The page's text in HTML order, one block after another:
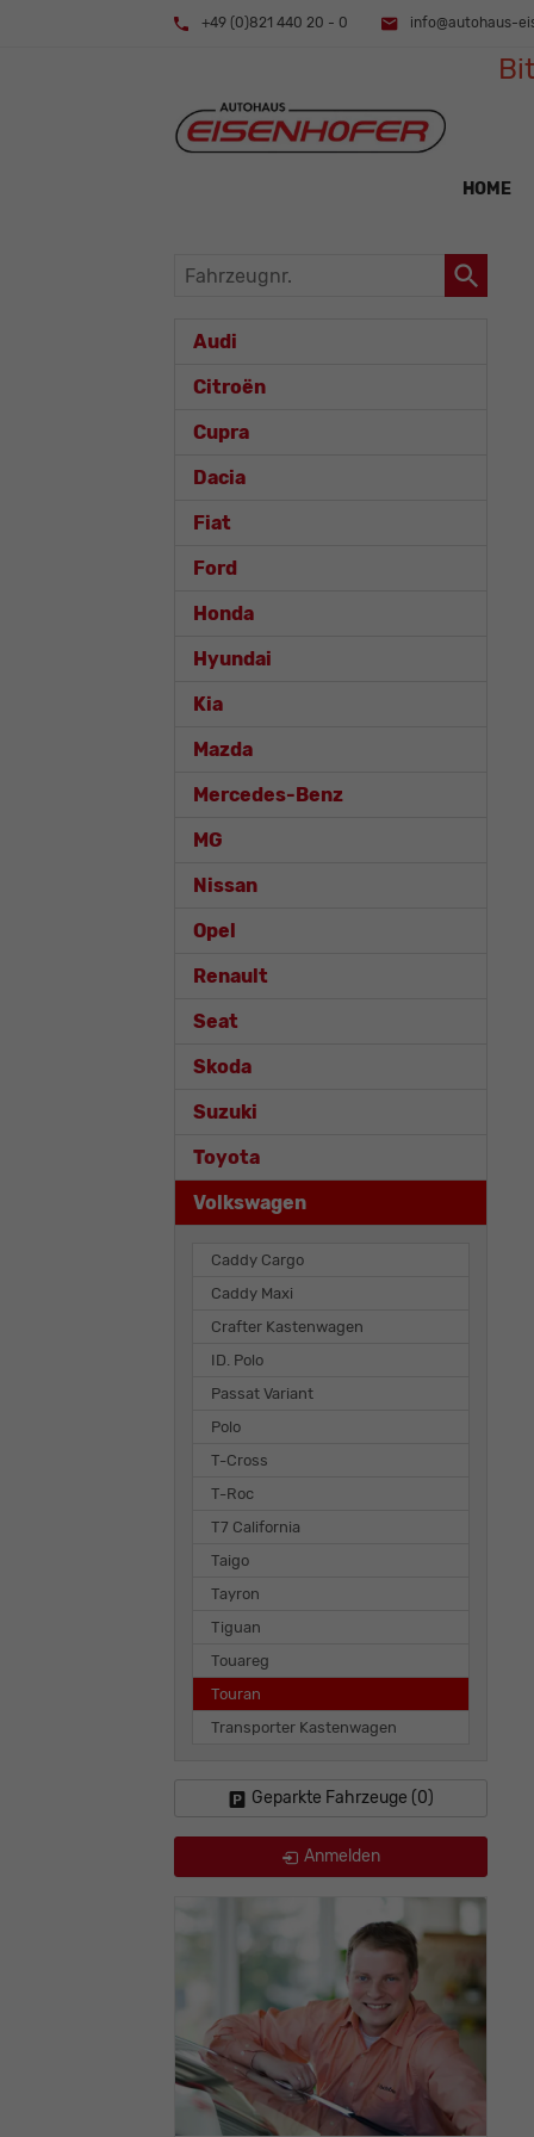
+49 (0)821 440 20 - 0 info@autohaus-
HOME
Fahrzeugnr.
Audi
Citroën
Cupra
Dacia
Fiat
Ford
Honda
Hyundai
Kia
Mazda
Mercedes-Benz
MG
Nissan
Opel
Renault
Seat
Skoda
Suzuki
Toyota
Volkswagen
Caddy Cargo
Caddy Maxi
Crafter Kastenwagen
ID. Polo
Passat Variant
Polo
T-Cross
T-Roc
T7 California
Taigo
Tayron
Tiguan
Touareg
Touran
Transporter Kastenwagen
Geparkte Fahrzeuge (0)
Anmelden